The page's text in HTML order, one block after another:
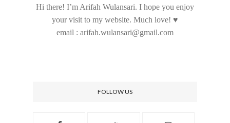
Hi there! I’m Arifah Wulansari. I hope you enjoy
your visit to my website. Much love! ♥
email : arifah.wulansari@gmail.com
FOLLOW US